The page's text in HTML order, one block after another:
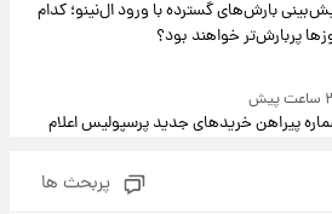
بارش‌های گسترده با ورود ال‌نینو؛ کدام
پربارش‌تر خواهند بود؟
پیراهن خریدهای جدید پرسپولیس اعلام
پربحث ها